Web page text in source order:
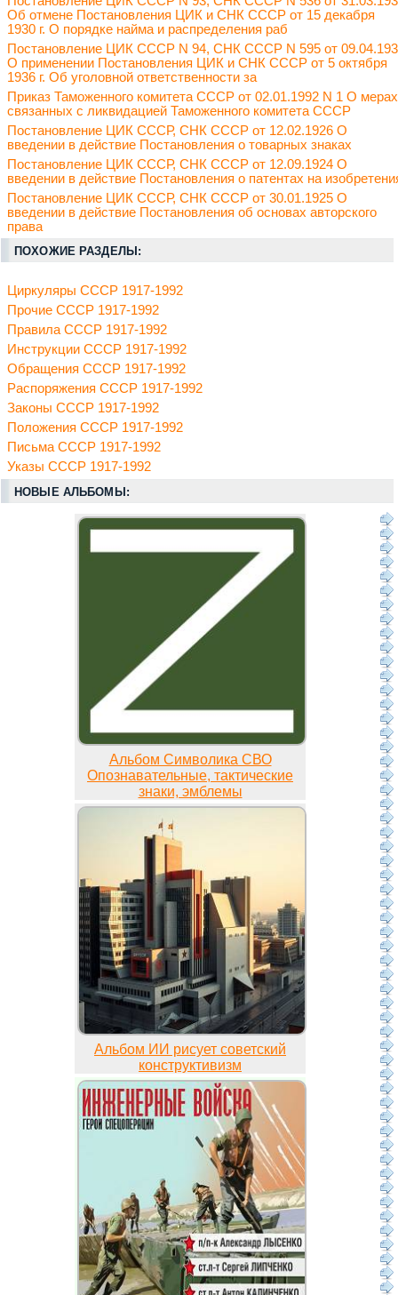
Об отмене Постановления ЦИК и СНК СССР от 15 декабря
1930 г. О порядке найма и распределения раб
Постановление ЦИК СССР N 94, СНК СССР N 595 от
О применении Постановления ЦИК и СНК СССР от 5 октября
1936 г. Об уголовной ответственности за
Приказ Таможенного комитета СССР от 02.01.1992 N 1 О
связанных с ликвидацией Таможенного комитета СССР
Постановление ЦИК СССР, СНК СССР от 12.02.1926 О
введении в действие Постановления о товарных знаках
Постановление ЦИК СССР, СНК СССР от 12.09.1924 О
введении в действие Постановления о патентах на
Постановление ЦИК СССР, СНК СССР от 30.01.1925 О
введении в действие Постановления об основах авторского
права
ПОХОЖИЕ РАЗДЕЛЫ:
Циркуляры СССР 1917-1992
Прочие СССР 1917-1992
Правила СССР 1917-1992
Инструкции СССР 1917-1992
Обращения СССР 1917-1992
Распоряжения СССР 1917-1992
Законы СССР 1917-1992
Положения СССР 1917-1992
Письма СССР 1917-1992
Указы СССР 1917-1992
НОВЫЕ АЛЬБОМЫ:
Альбом Символика СВО
Опознавательные, тактические
знаки, эмблемы
Альбом ИИ рисует советский
конструктивизм